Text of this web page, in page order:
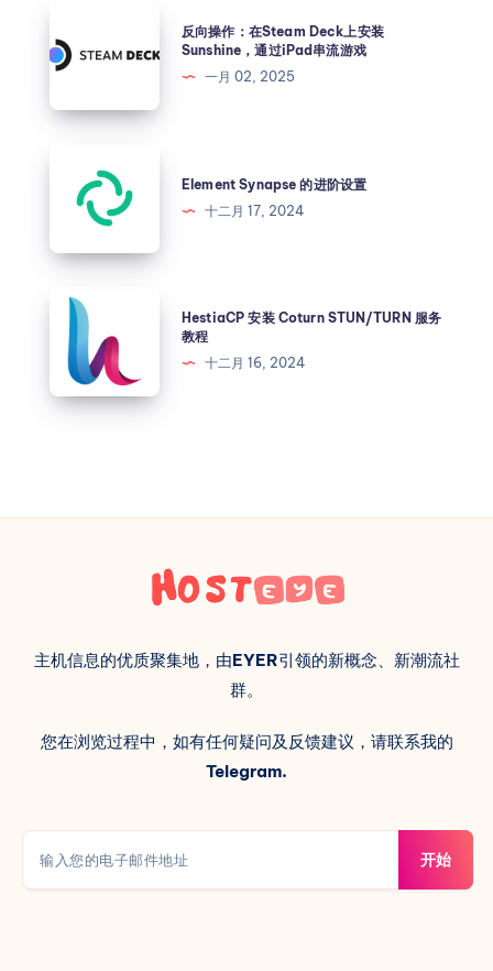
反向操作：在Steam Deck上安装
Sunshine，通过iPad串流游戏
一月 02, 2025
Element Synapse 的进阶设置
十二月 17, 2024
HestiaCP 安装 Coturn STUN/TURN 服务
教程
十二月 16, 2024
主机信息的优质聚集地，由EYER引领的新概念、新潮流社
群。
您在浏览过程中，如有任何疑问及反馈建议，请联系我的
Telegram.
开始